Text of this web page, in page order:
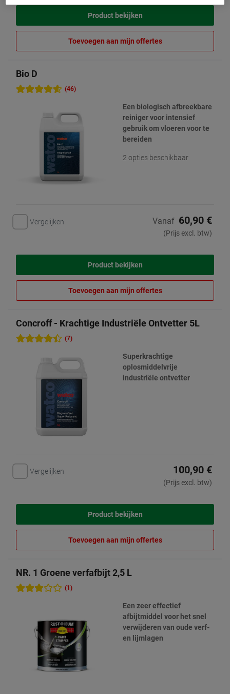
Product bekijken
Toevoegen aan mijn offertes
Bio D
(46)
Een biologisch afbreekbare
reiniger voor intensief
gebruik om vloeren voor te
bereiden
2 opties beschikbaar
Vergelijken Vanaf 60,90 €
(Prijs excl. btw)
Product bekijken
Toevoegen aan mijn offertes
Concroff - Krachtige Industriële Ontvetter 5L
(7)
Superkrachtige
oplosmiddelvrije
industriële ontvetter
Vergelijken 100,90 €
(Prijs excl. btw)
Product bekijken
Toevoegen aan mijn offertes
NR. 1 Groene verfafbijt 2,5 L
(1)
Een zeer effectief
afbijtmiddel voor het snel
verwijderen van oude verf-
en lijmlagen